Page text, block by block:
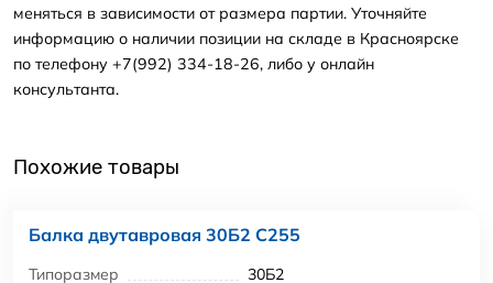
меняться в зависимости от размера партии. Уточняйте
информацию о наличии позиции на складе в Красноярске
по телефону +7(992) 334-18-26, либо у онлайн
консультанта.
Похожие товары
Балка двутавровая 30Б2 С255
Типоразмер
30Б2